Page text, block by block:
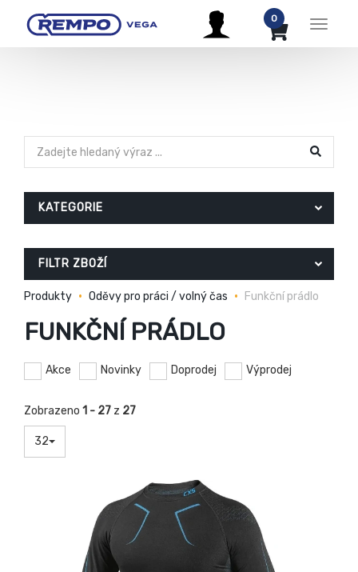
Menu
0
KATEGORIE
FILTR ZBOŽÍ
Produkty Oděvy pro práci / volný čas Funkční prádlo
FUNKČNÍ PRÁDLO
Akce Novinky Doprodej Výprodej
Zobrazeno 1 - 27 z 27
32